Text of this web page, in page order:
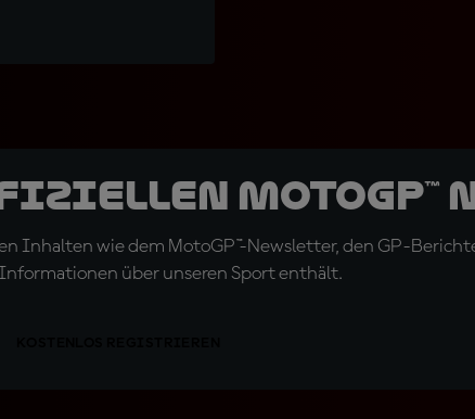
MotoGP™
Inhalten wie dem MotoGP™-Newsletter, den GP-
über unseren Sport enthält.